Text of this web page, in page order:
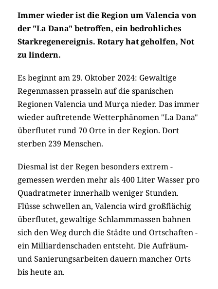
Immer wieder ist die Region um Valencia von
der "La Dana" betroffen, ein bedrohliches
Starkregenereignis. Rotary hat geholfen, Not
zu lindern.
Es beginnt am 29. Oktober 2024: Gewaltige
Regenmassen prasseln auf die spanischen
Regionen Valencia und Murça nieder. Das immer
wieder auftretende Wetterphänomen "La Dana"
überflutet rund 70 Orte in der Region. Dort
sterben 239 Menschen.
Diesmal ist der Regen besonders extrem -
gemessen werden mehr als 400 Liter Wasser pro
Quadratmeter innerhalb weniger Stunden.
Flüsse schwellen an, Valencia wird großflächig
überflutet, gewaltige Schlammmassen bahnen
sich den Weg durch die Städte und Ortschaften -
ein Milliardenschaden entsteht. Die Aufräum-
und Sanierungsarbeiten dauern mancher Orts
bis heute an.